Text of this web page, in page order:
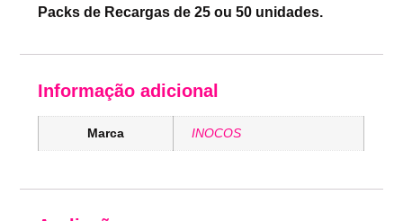
Packs de Recargas de 25 ou 50 unidades.
Informação adicional
Marca INOCOS